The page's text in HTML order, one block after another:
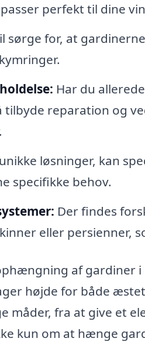
perfekt til dine
sørge for, at
Har du
tilbyde reparation og
løsninger, kan
specifikke behov.
Der findes
eller persienner,
af gardiner i
højde for både
måder, fra at give et
kun om at hænge